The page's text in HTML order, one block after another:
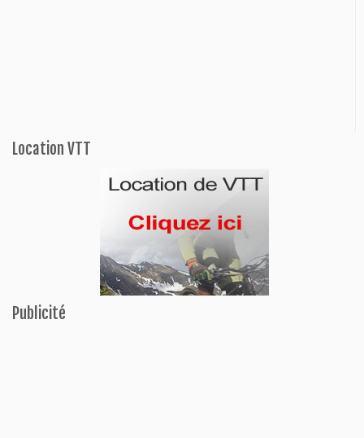
Location VTT
Publicité